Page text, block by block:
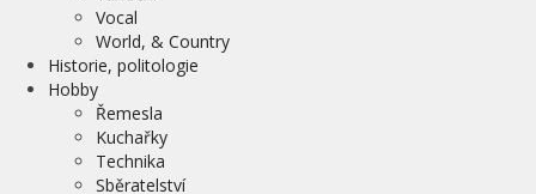
Vocal
World, & Country
Historie, politologie
Hobby
Řemesla
Kuchařky
Technika
Sběratelství